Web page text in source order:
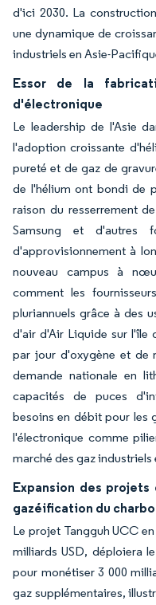
d'ici 2030. La
une dynamique de
industriels en Asie-
Essor de la
d'électronique
Le leadership de l'Asie
l'adoption croissante
pureté et de gaz de
de l'hélium ont bondi de
raison du resserrement
Samsung et d'autres
d'approvisionnement à
nouveau campus à
comment les
pluriannuels grâce à des
d'air d'Air Liquide sur l'île
par jour d'oxygène et de
demande nationale en
capacités de puces
besoins en débit pour les
l'électronique comme
marché des gaz
Expansion des
gazéification du
Le projet Tangguh UCC
milliards USD, déploiera
pour monétiser 3 000
gaz supplémentaires,